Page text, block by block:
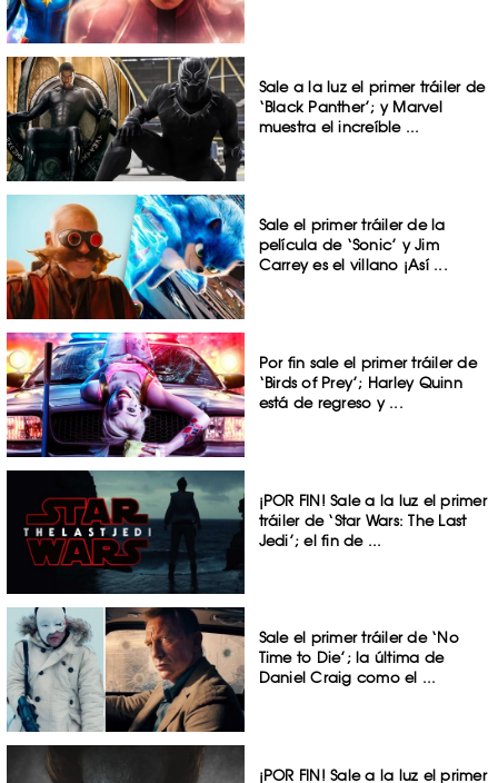
Sale a la luz el primer tráiler de
‘Black Panther’; y Marvel
muestra el increíble ...
Sale el primer tráiler de la
película de ‘Sonic’ y Jim
Carrey es el villano ¡Así ...
Por fin sale el primer tráiler de
‘Birds of Prey’; Harley Quinn
está de regreso y ...
¡POR FIN! Sale a la luz el primer
tráiler de ‘Star Wars: The Last
Jedi’; el fin de ...
Sale el primer tráiler de ‘No
Time to Die’; la última de
Daniel Craig como el ...
¡POR FIN! Sale a la luz el primer